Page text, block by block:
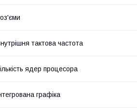
тактова частота
ядер процесора
графіка